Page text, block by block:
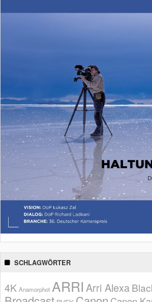
SCHLAGWÖRTER
4K Anamorphot ARRI Arri Alexa